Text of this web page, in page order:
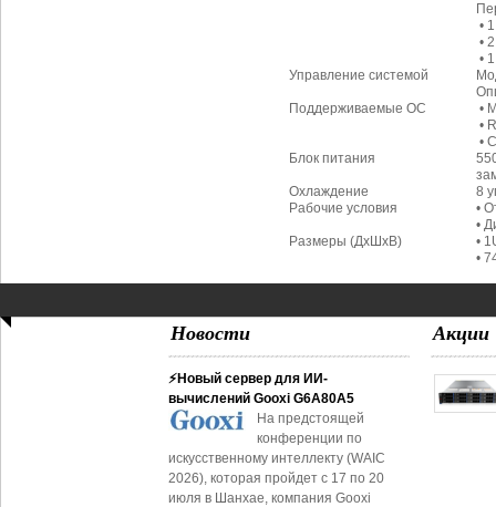
•
•
•
Управление системой
Поддерживаемые ОС
•
•
•
Блок питания
Охлаждение
8
Рабочие условия
•
•
Размеры (ДxШxВ)
•
•
Новости
⚡Новый сервер для ИИ-
вычислений Gooxi G6A80A5
На предстоящей
конференции по
искусственному интеллекту (WAIC
2026), которая пройдет с 17 по 20
июля в Шанхае, компания Gooxi
Акции